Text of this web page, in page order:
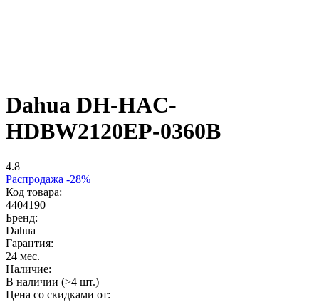
Dahua DH-HAC-
HDBW2120EP-0360B
4.8
Распродажа -28%
Код товара:
4404190
Бренд:
Dahua
Гарантия:
24 мес.
Наличие:
В наличии (>4 шт.)
Цена со скидками от: